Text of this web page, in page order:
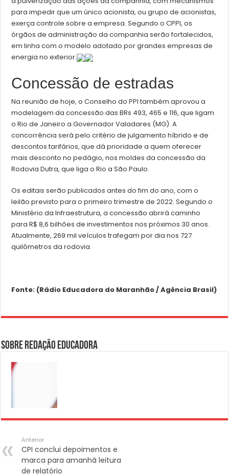
para impedir que um único acionista, ou grupo de acionistas,
exerça controle sobre a empresa. Segundo o CPPI, os
órgãos de administração da companhia serão fortalecidos,
em linha com o modelo adotado por grandes empresas de
energia no exterior.
Concessão de estradas
Na reunião de hoje, o Conselho do PPI também aprovou a
modelagem da concessão das BRs 493, 465 e 116, que ligam
o Rio de Janeiro a Governador Valadares (MG). A
concorrência será pelo critério de julgamento híbrido e de
descontos tarifários, que dá prioridade a quem oferecer
mais desconto no pedágio, nos moldes da concessão da
Rodovia Dutra, que liga o Rio a São Paulo.
Os editais serão publicados antes do fim do ano, com o
leilão previsto para o primeiro trimestre de 2022. Segundo o
Ministério da Infraestrutura, a concessão abrirá caminho
para R$ 8,6 bilhões de investimentos nos próximos 30 anos.
Atualmente, 269 mil veículos trafegam por dia nos 727
quilômetros da rodovia.
Fonte: (Rádio Educadora do Maranhão / Agência Brasil)
Sobre Redação Educadora
Anterior
CPI conclui depoimentos e
marca para amanhã leitura
de relatório